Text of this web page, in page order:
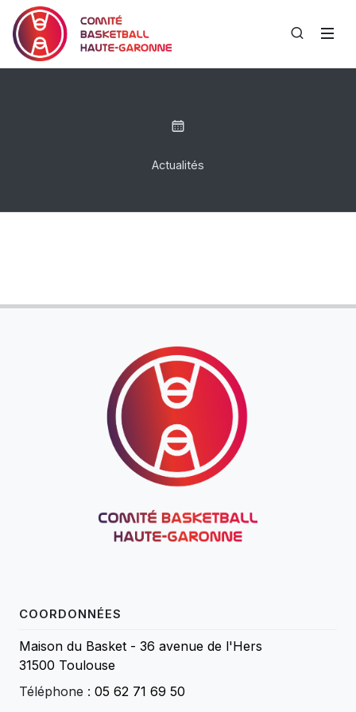
Actualités
COORDONNÉES
Maison du Basket - 36 avenue de l'Hers
31500 Toulouse
Téléphone : 05 62 71 69 50